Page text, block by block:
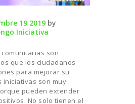
19 2019 by
Iniciativa
son
que los ciudadanos
para mejorar su
iniciativas son muy
pueden extender
No solo tienen el